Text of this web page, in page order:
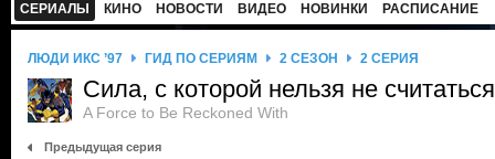
СЕРИАЛЫ КИНО НОВОСТИ ВИДЕО НОВИНКИ РАСПИСАНИЕ
ЛЮДИ ИКС ’97 ГИД ПО СЕРИЯМ 2 СЕЗОН 2 СЕРИЯ
Сила, с которой нельзя не считаться
A Force to Be Reckoned With
Предыдущая серия